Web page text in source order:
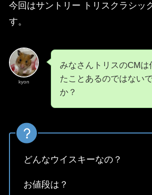
今回はサントリー トリスクラシッ
す。
kyon
みなさんトリスのCMは
たことあるのではない
か？
どんなウイスキーなの？
お値段は？